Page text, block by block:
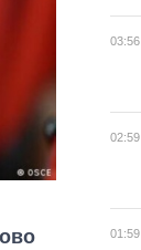
03:56
02:59
01:59